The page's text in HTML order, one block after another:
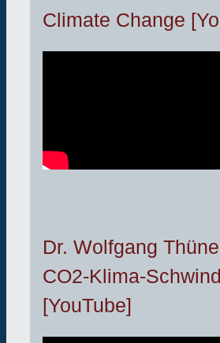
Climate Change
Dr. Wolfgang
CO2-Klima-
[YouTube]